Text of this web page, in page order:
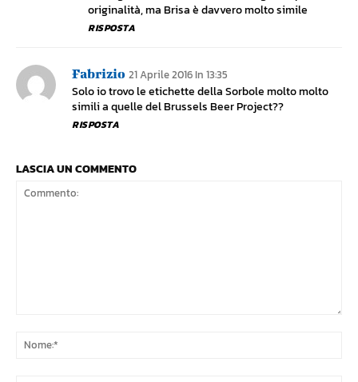
originalità, ma Brisa è davvero molto simile
RISPOSTA
Fabrizio 21 Aprile 2016 In 13:35
Solo io trovo le etichette della Sorbole molto molto
simili a quelle del Brussels Beer Project??
RISPOSTA
LASCIA UN COMMENTO